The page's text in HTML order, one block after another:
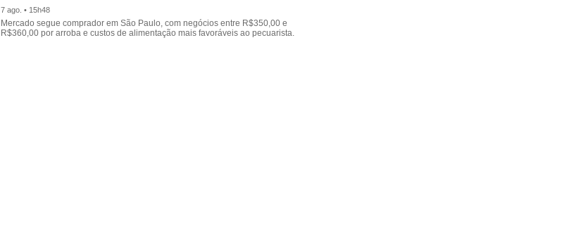
7 ago. • 15h48
Mercado segue comprador em São Paulo, com negócios entre R$350,00 e
R$360,00 por arroba e custos de alimentação mais favoráveis ao pecuarista.